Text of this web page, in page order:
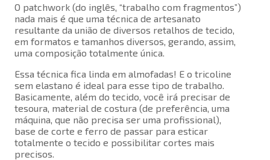
O patchwork (do inglês, “trabalho com fragmentos”)
nada mais é que uma técnica de artesanato
resultante da união de diversos retalhos de tecido,
em formatos e tamanhos diversos, gerando, assim,
uma composição totalmente única.
Essa técnica fica linda em almofadas! E o tricoline
sem elastano é ideal para esse tipo de trabalho.
Basicamente, além do tecido, você irá precisar de
tesoura, material de costura (de preferência, uma
máquina, que não precisa ser uma profissional),
base de corte e ferro de passar para esticar
totalmente o tecido e possibilitar cortes mais
precisos.